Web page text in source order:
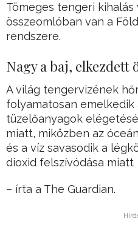
Tömeges tengeri
összeomlóban van a
rendszere.
Nagy a baj, elkezdett
A világ tengervizének
folyamatosan emelkedik
tüzelőanyagok
miatt, miközben az
és a víz savasodik a
dioxid felszívódása miatt
– írta a The Guardian.